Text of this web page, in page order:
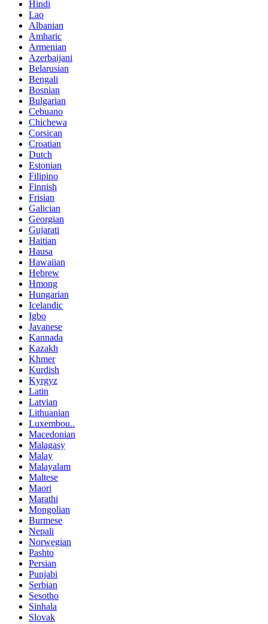
Hindi
Lao
Albanian
Amharic
Armenian
Azerbaijani
Belarusian
Bengali
Bosnian
Bulgarian
Cebuano
Chichewa
Corsican
Croatian
Dutch
Estonian
Filipino
Finnish
Frisian
Galician
Georgian
Gujarati
Haitian
Hausa
Hawaiian
Hebrew
Hmong
Hungarian
Icelandic
Igbo
Javanese
Kannada
Kazakh
Khmer
Kurdish
Kyrgyz
Latin
Latvian
Lithuanian
Luxembou..
Macedonian
Malagasy
Malay
Malayalam
Maltese
Maori
Marathi
Mongolian
Burmese
Nepali
Norwegian
Pashto
Persian
Punjabi
Serbian
Sesotho
Sinhala
Slovak